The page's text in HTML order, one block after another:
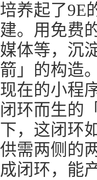
培养起了9E
建。用免费
媒体等，沉
箭」的构造。
现在的小程
闭环而生的
下，这闭环
供需两侧的
成闭环，能